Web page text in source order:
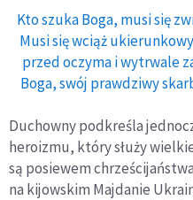
Kto szuka Boga, musi się
Musi się wciąż
przed oczyma i wytrwale
Boga, swój prawdziwy
Duchowny podkreśla
heroizmu, który służy
są posiewem
na kijowskim Majdanie